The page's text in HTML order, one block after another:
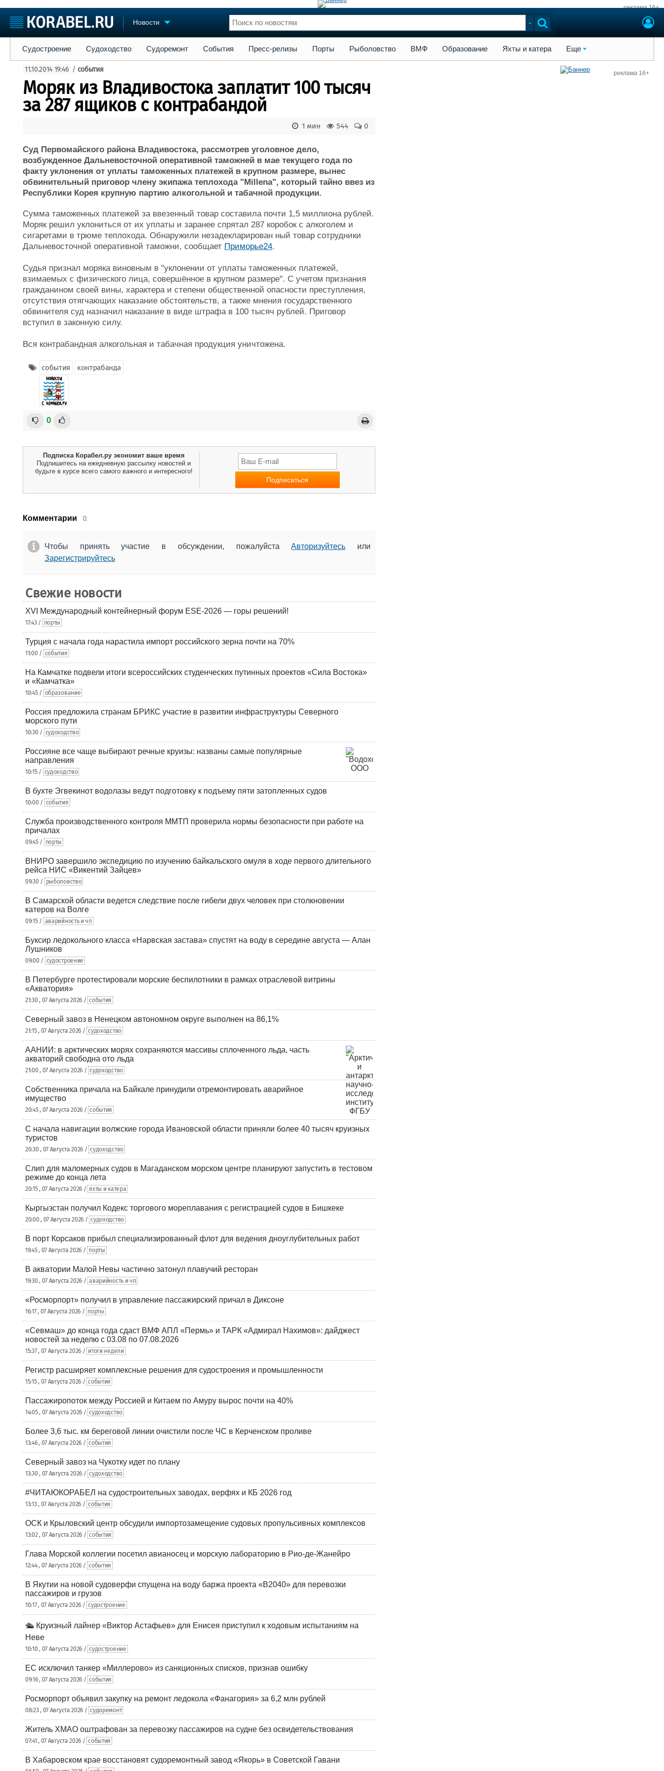
реклама 16+
Новости
Судостроение
Пульс
Новости
Компании
Репутация
Журнал
Реклама
Торговая площадка
Доска объявлений
Продажа флота
Оборудование
Изделия
Конференции
Личности
Словарь
Флот
Форум
Судостроение Судоходство Судоремонт События Пресс-релизы Порты Рыболовство ВМФ Образование Яхты и катера Еще
11.10.2014 19:46 / события
Моряк из Владивостока заплатит 100 тысяч
за 287 ящиков с контрабандой
0
544
1 мин
Суд Первомайского района Владивостока, рассмотрев уголовное дело,
возбужденное Дальневосточной оперативной таможней в мае текущего года по
факту уклонения от уплаты таможенных платежей в крупном размере, вынес
обвинительный приговор члену экипажа теплохода "Millena", который тайно ввез из
Республики Корея крупную партию алкогольной и табачной продукции.
Сумма таможенных платежей за ввезенный товар составила почти 1,5 миллиона рублей.
Моряк решил уклониться от их уплаты и заранее спрятал 287 коробок с алкоголем и
сигаретами в трюме теплохода. Обнаружили незадекларирован ный товар сотрудники
Дальневосточной оперативной таможни, сообщает Приморье24.
Судья признал моряка виновным в "уклонении от уплаты таможенных платежей,
взимаемых с физического лица, совершённое в крупном размере". С учетом признания
гражданином своей вины, характера и степени общественной опасности преступления,
отсутствия отягчающих наказание обстоятельств, а также мнения государственного
обвинителя суд назначил наказание в виде штрафа в 100 тысяч рублей. Приговор
вступил в законную силу.
Вся контрабандная алкогольная и табачная продукция уничтожена.
события контрабанда
0
Подписка Корабел.ру экономит ваше время
Подпишитесь на ежедневную рассылку новостей и
будьте в курсе всего самого важного и интересного!
Комментарии 0.
Чтобы принять участие в обсуждении, пожалуйстаАвторизуйтесь или
Зарегистрируйтесь
Свежие новости
XVI Международный контейнерный форум ESE-2026 — горы решений!
17:43 / порты
Турция с начала года нарастила импорт российского зерна почти на 70%
11:00 / события
На Камчатке подвели итоги всероссийских студенческих путинных проектов «Сила Востока»
и «Камчатка»
10:45 / образование
Россия предложила странам БРИКС участие в развитии инфраструктуры Северного
морского пути
10:30 / судоходство
Россияне все чаще выбирают речные круизы: названы самые популярные
направления
10:15 / судоходство
В бухте Эгвекинот водолазы ведут подготовку к подъему пяти затопленных судов
10:00 / события
Служба производственного контроля ММТП проверила нормы безопасности при работе на
причалах
09:45 / порты
ВНИРО завершило экспедицию по изучению байкальского омуля в ходе первого длительного
рейса НИС «Викентий Зайцев»
09:30 / рыболовство
В Самарской области ведется следствие после гибели двух человек при столкновении
катеров на Волге
09:15 / аварийность и чп
Буксир ледокольного класса «Нарвская застава» спустят на воду в середине августа — Алан
Лушников
09:00 / судостроение
В Петербурге протестировали морские беспилотники в рамках отраслевой витрины
«Акватория»
21:30 , 07 Августа 2026 / события
Северный завоз в Ненецком автономном округе выполнен на 86,1%
21:15 , 07 Августа 2026 / судоходство
ААНИИ: в арктических морях сохраняются массивы сплоченного льда, часть
акваторий свободна ото льда
21:00 , 07 Августа 2026 / судоходство
Собственника причала на Байкале принудили отремонтировать аварийное
имущество
20:45 , 07 Августа 2026 / события
С начала навигации волжские города Ивановской области приняли более 40 тысяч круизных
туристов
20:30 , 07 Августа 2026 / судоходство
Слип для маломерных судов в Магаданском морском центре планируют запустить в тестовом
режиме до конца лета
20:15 , 07 Августа 2026 / яхты и катера
Кыргызстан получил Кодекс торгового мореплавания с регистрацией судов в Бишкеке
20:00 , 07 Августа 2026 / судоходство
В порт Корсаков прибыл специализированный флот для ведения дноуглубительных работ
19:45 , 07 Августа 2026 / порты
В акватории Малой Невы частично затонул плавучий ресторан
19:30 , 07 Августа 2026 / аварийность и чп
«Росморпорт» получил в управление пассажирский причал в Диксоне
16:17 , 07 Августа 2026 / порты
«Севмаш» до конца года сдаст ВМФ АПЛ «Пермь» и ТАРК «Адмирал Нахимов»: дайджест
новостей за неделю с 03.08 по 07.08.2026
15:37 , 07 Августа 2026 / итоги недели
Регистр расширяет комплексные решения для судостроения и промышленности
15:15 , 07 Августа 2026 / события
Пассажиропоток между Россией и Китаем по Амуру вырос почти на 40%
14:05 , 07 Августа 2026 / судоходство
Более 3,6 тыс. км береговой линии очистили после ЧС в Керченском проливе
13:46 , 07 Августа 2026 / события
Северный завоз на Чукотку идет по плану
13:30 , 07 Августа 2026 / судоходство
#ЧИТАЮКОРАБЕЛ на судостроительных заводах, верфях и КБ 2026 год
13:13 , 07 Августа 2026 / события
ОСК и Крыловский центр обсудили импортозамещение судовых пропульсивных комплексов
13:02 , 07 Августа 2026 / события
Глава Морской коллегии посетил авианосец и морскую лабораторию в Рио-де-Жанейро
12:44 , 07 Августа 2026 / события
В Якутии на новой судоверфи спущена на воду баржа проекта «В2040» для перевозки
пассажиров и грузов
10:17 , 07 Августа 2026 / судостроение
🛳️ Круизный лайнер «Виктор Астафьев» для Енисея приступил к ходовым испытаниям на
Неве
10:10 , 07 Августа 2026 / судостроение
ЕС исключил танкер «Миллерово» из санкционных списков, признав ошибку
09:16 , 07 Августа 2026 / события
Росморпорт объявил закупку на ремонт ледокола «Фанагория» за 6,2 млн рублей
08:23 , 07 Августа 2026 / судоремонт
Житель ХМАО оштрафован за перевозку пассажиров на судне без освидетельствования
07:41 , 07 Августа 2026 / события
В Хабаровском крае восстановят судоремонтный завод «Якорь» в Советской Гавани
реклама 16+